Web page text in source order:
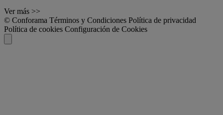
Ver más >>
© Conforama Términos y Condiciones Política de privacidad
Política de cookies Configuración de Cookies